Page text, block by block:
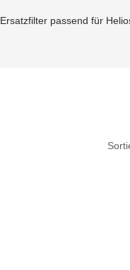
Ersatzfilter passend für